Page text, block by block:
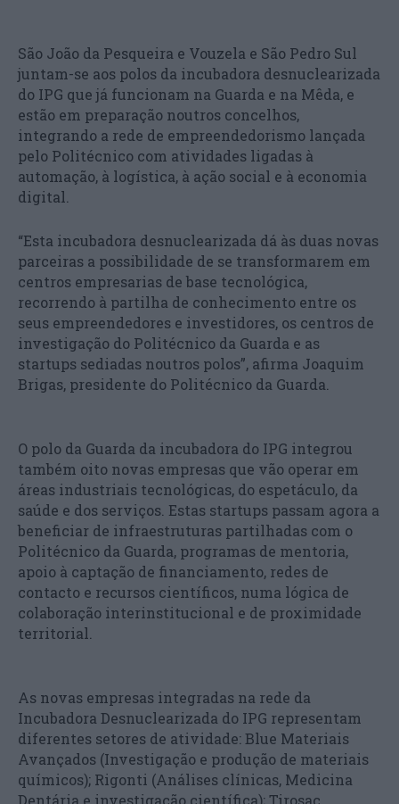
São João da Pesqueira e Vouzela e São Pedro Sul
juntam-se aos polos da incubadora desnuclearizada
do IPG que já funcionam na Guarda e na Mêda, e
estão em preparação noutros concelhos,
integrando a rede de empreendedorismo lançada
pelo Politécnico com atividades ligadas à
automação, à logística, à ação social e à economia
digital.
“Esta incubadora desnuclearizada dá às duas novas
parceiras a possibilidade de se transformarem em
centros empresarias de base tecnológica,
recorrendo à partilha de conhecimento entre os
seus empreendedores e investidores, os centros de
investigação do Politécnico da Guarda e as
startups sediadas noutros polos”, afirma Joaquim
Brigas, presidente do Politécnico da Guarda.
O polo da Guarda da incubadora do IPG integrou
também oito novas empresas que vão operar em
áreas industriais tecnológicas, do espetáculo, da
saúde e dos serviços. Estas startups passam agora a
beneficiar de infraestruturas partilhadas com o
Politécnico da Guarda, programas de mentoria,
apoio à captação de financiamento, redes de
contacto e recursos científicos, numa lógica de
colaboração interinstitucional e de proximidade
territorial.
As novas empresas integradas na rede da
Incubadora Desnuclearizada do IPG representam
diferentes setores de atividade: Blue Materiais
Avançados (Investigação e produção de materiais
químicos); Rigonti (Análises clínicas, Medicina